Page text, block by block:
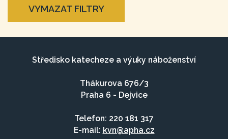
VYMAZAT FILTRY
Středisko katecheze a výuky náboženství
Thákurova 676/3
Praha 6 - Dejvice
Telefon: 220 181 317
E-mail: kvn@apha.cz